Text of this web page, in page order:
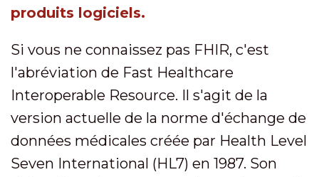
produits logiciels.
Si vous ne connaissez pas FHIR, c'est
l'abréviation de Fast Healthcare
Interoperable Resource. Il s'agit de la
version actuelle de la norme d'échange de
données médicales créée par Health Level
Seven International (HL7) en 1987. Son